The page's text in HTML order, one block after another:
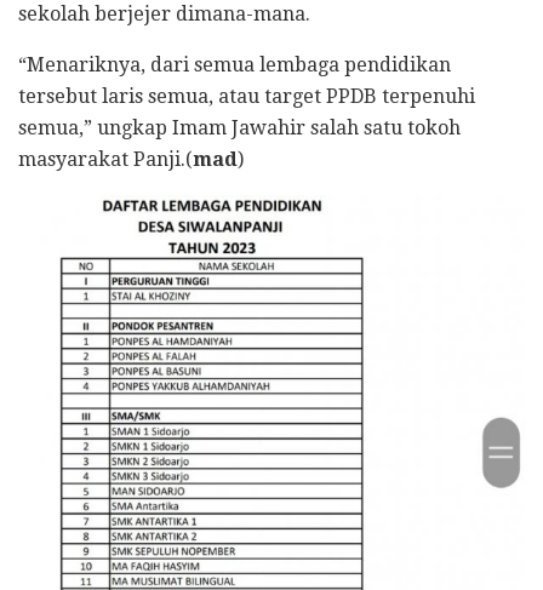
sekolah berjejer dimana-mana.
“Menariknya, dari semua lembaga pendidikan
tersebut laris semua, atau target PPDB terpenuhi
semua,” ungkap Imam Jawahir salah satu tokoh
masyarakat Panji.(mad)